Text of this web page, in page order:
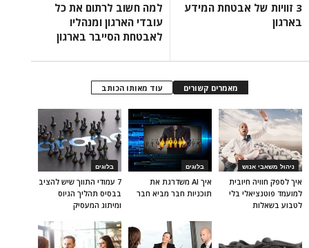
3 זוויות של אבטחת המידע
בארגון
למה חשוב לרתום את כל
עובדי הארגון ומנהליו
לאבטחת הסייבר בארגון
מאמרים קשורים עוד מאותו הכותב
בלוגים
7 עמודי התווך שיש להציב
בבסיס תהליך הגיוס
ומיתוג המעסיק
בלוגים
איך AI משדרגת את
תוכניות חבר מביא חבר
ניהול משאבי אנוש
איך לספק חוויה חיובית
למועמד פוטנציאלי בלי
לטבוע בשאלות